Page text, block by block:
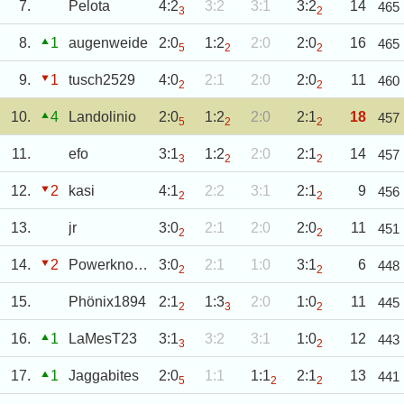
7. Pelota 4:23 3:2 3:1 3:22 14 465
8. 1 augenweide 2:05 1:22 2:0 2:02 16 465
9. 1 tusch2529 4:02 2:1 2:0 2:02 11 460
10. 4 Landolinio 2:05 1:22 2:0 2:12 18 457
11. efo 3:13 1:22 2:0 2:12 14 457
12. 2 kasi 4:12 2:2 3:1 2:12 9 456
13. jr 3:02 2:1 2:0 2:02 11 451
14. 2 Powerknoedel 3:02 2:1 1:0 3:12 6 448
15. Phönix1894 2:12 1:33 2:0 1:02 11 445
16. 1 LaMesT23 3:13 3:2 3:1 1:02 12 443
17. 1 Jaggabites 2:05 1:1 1:12 2:12 13 441